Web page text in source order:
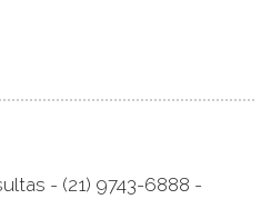
- (21) 9743-6888 -